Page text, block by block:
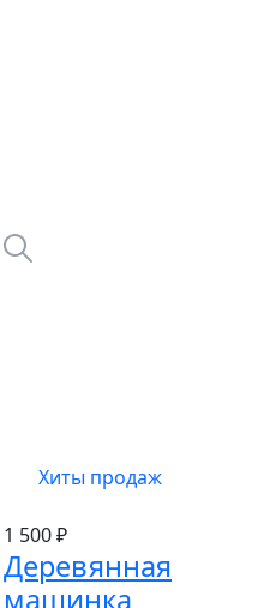
Хиты продаж
1 500 ₽
Деревянная
машинка